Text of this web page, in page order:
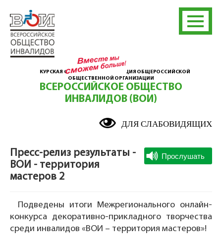
КУРСКАЯ ОБЛАСТНАЯ ОРГАНИЗАЦИЯ ОБЩЕРОССИЙСКОЙ
ОБЩЕСТВЕННОЙ ОРГАНИЗАЦИИ
ВСЕРОССИЙСКОЕ ОБЩЕСТВО
ИНВАЛИДОВ (ВОИ)
ДЛЯ СЛАБОВИДЯЩИХ
Пресс-релиз результаты -
ВОИ - территория
мастеров 2
Подведены итоги Межрегионального онлайн-
конкурса декоративно-прикладного творчества
среди инвалидов «ВОИ – территория мастеров»!